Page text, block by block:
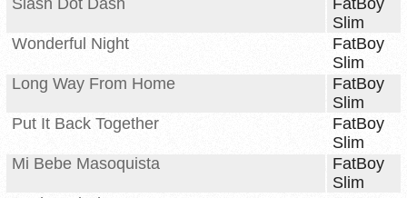
Slash Dot Dash
FatBoy
Slim
Wonderful Night
FatBoy
Slim
Long Way From Home
FatBoy
Slim
Put It Back Together
FatBoy
Slim
Mi Bebe Masoquista
FatBoy
Slim